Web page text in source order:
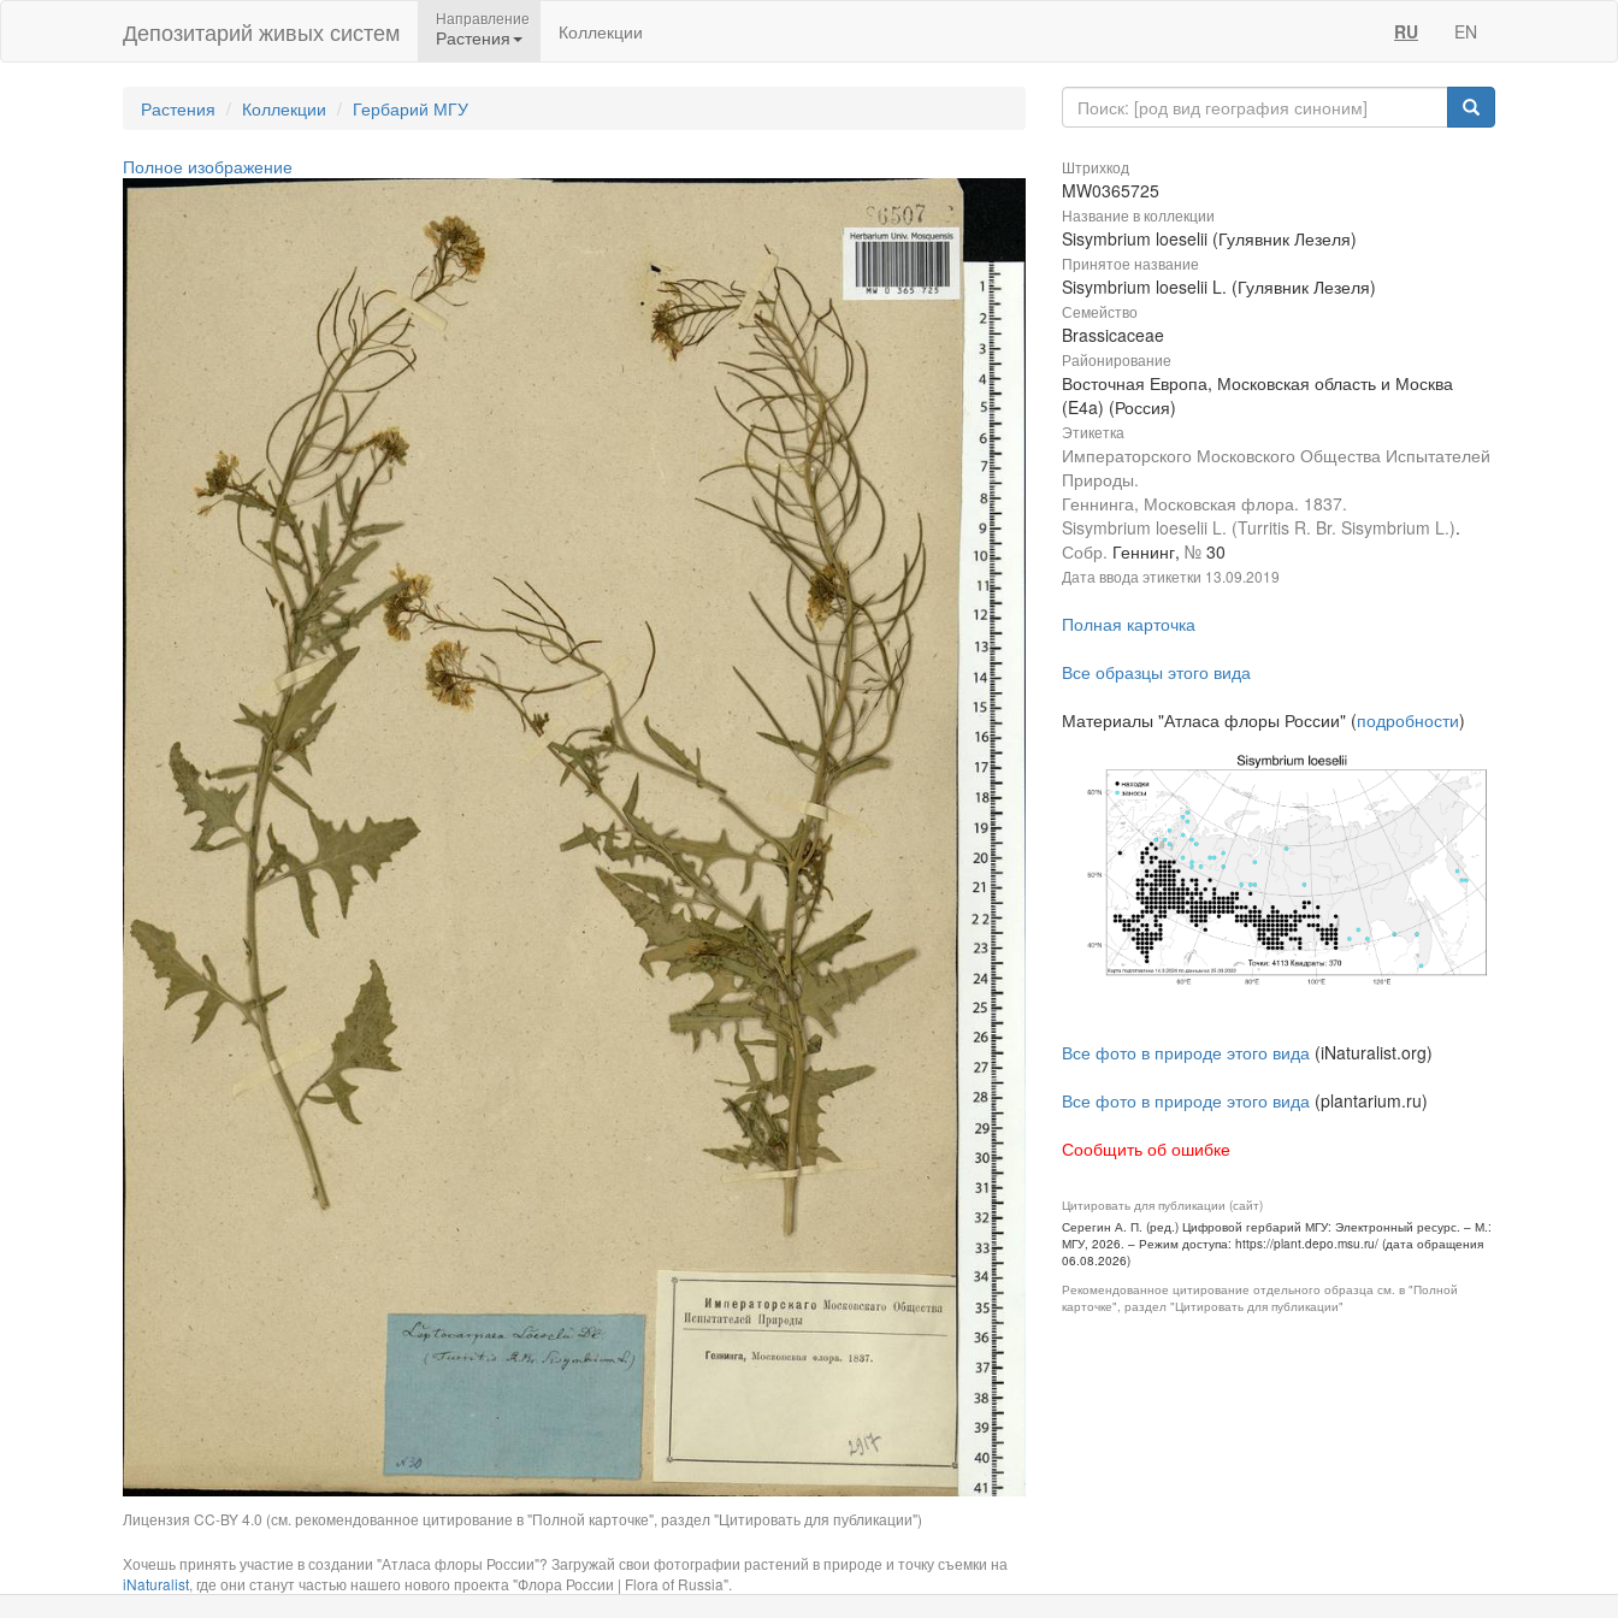
Депозитарий живых систем Направление
Растения Коллекции RU EN
Растения Коллекции Гербарий МГУ
Полное изображение
Лицензия CC-BY 4.0 (см. рекомендованное цитирование в "Полной карточке", раздел "Цитировать для публикации")
Хочешь принять участие в создании "Атласа флоры России"? Загружай свои фотографии растений в природе и точку съемки на
iNaturalist, где они станут частью нашего нового проекта "Флора России | Flora of Russia".
Штрихкод
MW0365725
Название в коллекции
Sisymbrium loeselii (Гулявник Лезеля)
Принятое название
Sisymbrium loeselii L. (Гулявник Лезеля)
Семейство
Brassicaceae
Районирование
Восточная Европа, Московская область и Москва
(E4a) (Россия)
Этикетка
Императорского Московского Общества Испытателей
Природы.
Геннинга, Московская флора. 1837.
Sisymbrium loeselii L. (Turritis R. Br. Sisymbrium L.).
Собр. Геннинг, № 30
Дата ввода этикетки 13.09.2019
Полная карточка
Все образцы этого вида
Материалы "Атласа флоры России" (подробности)
Все фото в природе этого вида (iNaturalist.org)
Все фото в природе этого вида (plantarium.ru)
Сообщить об ошибке
Цитировать для публикации (сайт)
Серегин А. П. (ред.) Цифровой гербарий МГУ: Электронный ресурс. – М.:
МГУ, 2026. – Режим доступа: https://plant.depo.msu.ru/ (дата обращения
06.08.2026)
Рекомендованное цитирование отдельного образца см. в "Полной
карточке", раздел "Цитировать для публикации"